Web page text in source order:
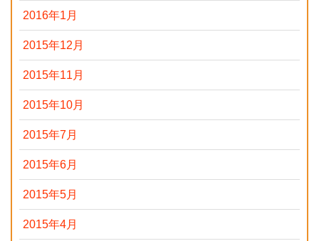
2016年1月
2015年12月
2015年11月
2015年10月
2015年7月
2015年6月
2015年5月
2015年4月